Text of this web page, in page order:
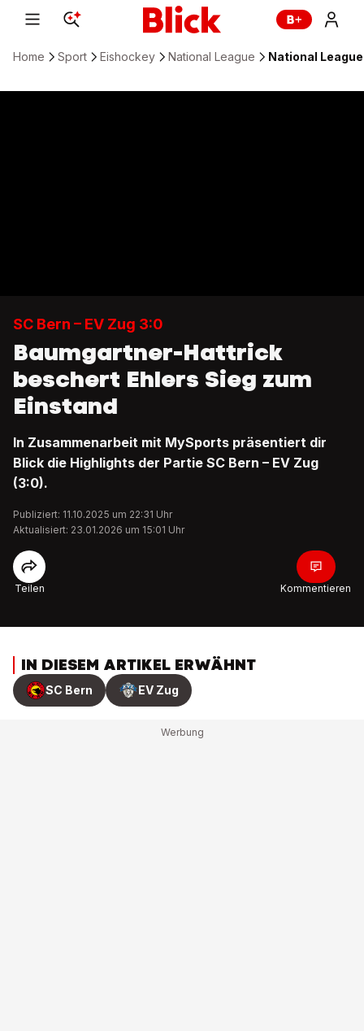
Home Sport Eishockey National League National
SC Bern – EV Zug 3:0
Baumgartner-Hattrick
beschert Ehlers Sieg zum
Einstand
In Zusammenarbeit mit MySports präsentiert dir
Blick die Highlights der Partie SC Bern – EV Zug
(3:0).
Publiziert: 11.10.2025 um 22:31 Uhr
Aktualisiert: 23.01.2026 um 15:01 Uhr
Teilen Kommentieren
IN DIESEM ARTIKEL ERWÄHNT
SC Bern EV Zug